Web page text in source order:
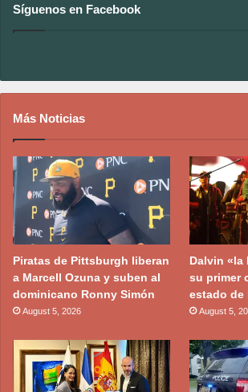
Síguenos en Facebook
Más Noticias
Piratas de Pittsburgh liberan
a Marcell Ozuna y suben al
dominicano Ronny Simón
August 5, 2026
Dalvin «la
su primer
estado de
August 5,